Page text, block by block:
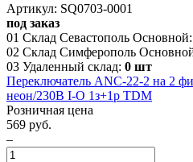
Артикул: SQ0703-0001
под заказ
01 Склад Севастополь Основной:
02 Склад Симферополь
03 Удаленный склад: 0 шт
Переключатель АNС-22-2 на 2
неон/230В I-O 1з+1р TDM
Розничная цена
569 руб.
–